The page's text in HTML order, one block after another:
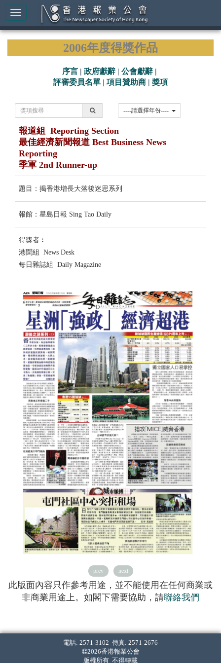
2006年度得獎作品
序言 | 政府獻辭 | 公會獻辭 |
評審委員名單 | 項目贊助商 | 獎項
報道組 Reporting Section
最佳經濟新聞報道 Best Business News
Reporting
季軍 2nd Runner-up
題目：揭香港增長大落後迷思系列
報館：星島日報 Sing Tao Daily
得獎者︰
港聞組 News Desk
每日雜誌組 Daily Magazine
prev next
此版面內容只作參考用途，並不能使用在任何商業或
非商業用途上。如閣下需要協助，請聯絡我們
電話: 2571-3102 傳真: 2571-2676
2026香港報業公會
版權所有 不得轉載